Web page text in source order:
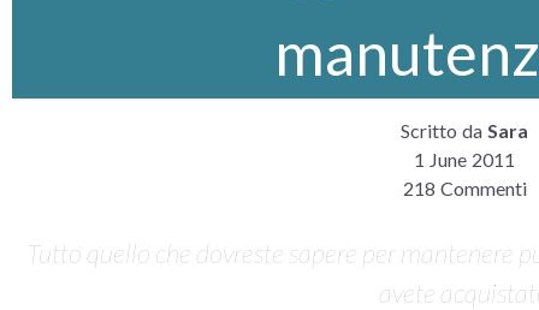
Scritto da Sara
1 June 2011
218 Commenti
Tutto quello che dovreste sapere per mantenere
avete